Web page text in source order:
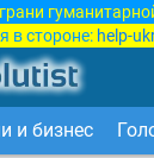
в стороне: help-
и бизнес